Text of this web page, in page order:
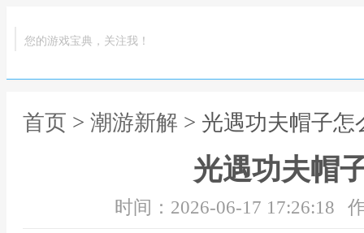
您的游戏宝典，关注我！
首页 > 潮游新解 > 光遇功夫帽子怎
光遇功夫帽
时间：2026-06-17 17:26:18